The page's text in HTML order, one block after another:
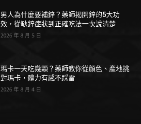
男人為什麼要補鋅？藥師揭開鋅的5大功
效，從缺鋅症狀到正確吃法一次說清楚
2026 年 8 月 5 日
瑪卡一天吃幾顆？藥師教你從顏色、產地挑
對瑪卡，體力有感不踩雷
2026 年 8 月 4 日